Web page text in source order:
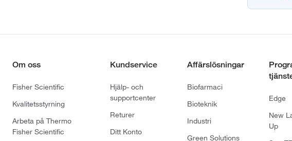
Om oss
Fisher Scientific
Kvalitetsstyrning
Arbeta på Thermo
Fisher Scientific
Kundservice
Hjälp- och
supportcenter
Returer
Ditt Konto
Affärslösningar
Biofarmaci
Bioteknik
Industri
Green Solutions
Edge
New
Up